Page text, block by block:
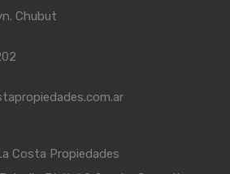
Chubut
Costa Propiedades